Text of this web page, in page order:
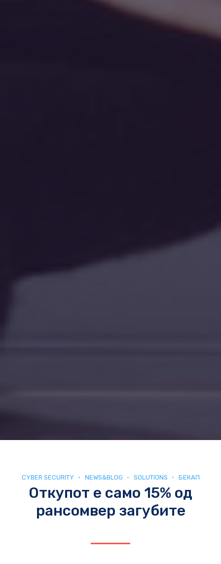
CYBER SECURITY NEWS&BLOG SOLUTIONS БЕКАП
Откупот е само 15% од
рансомвер загубите